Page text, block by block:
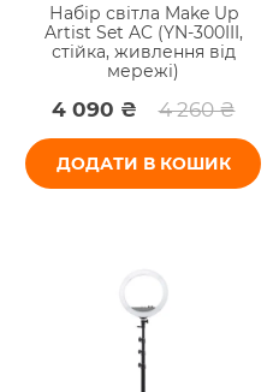
Набір світла Make Up
Artist Set AC (YN-300III,
стійка, живлення від
мережі)
4 090 ₴ 4 260 ₴
ДОДАТИ В КОШИК